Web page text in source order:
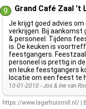
9 Grand Café Zaal 't
Je krijgt goed advies
verkrijgen. Bij
& personeel. Tijdens
is. De keuken is
feestgangers.
personeel is prettig in
en leuke feestgangers
locatie om een feest te
10-01-2010 - Jos & Ine van
https://www.lagerhuismill.nl/